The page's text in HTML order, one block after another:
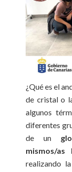
¿Qué es el
de cristal o
algunos
diferentes
de un
mismos/as
realizando